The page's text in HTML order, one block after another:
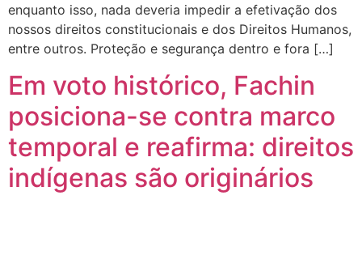
enquanto isso, nada deveria impedir a efetivação dos
nossos direitos constitucionais e dos Direitos Humanos,
entre outros. Proteção e segurança dentro e fora […]
Em voto histórico, Fachin
posiciona-se contra marco
temporal e reafirma: direitos
indígenas são originários